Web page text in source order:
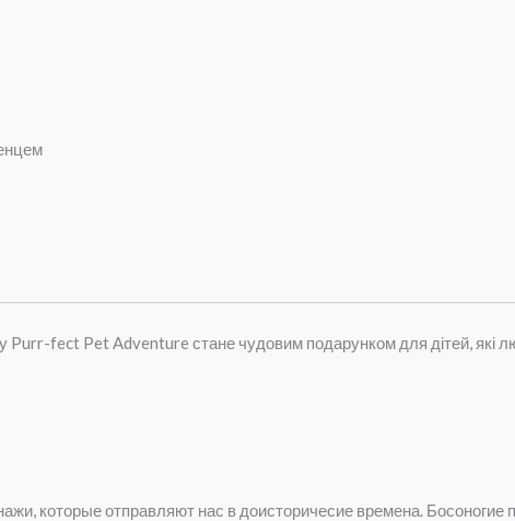
Purr-fect Pet Adventure стане чудовим подарунком для дітей, які
которые отправляют нас в доисторичесие времена.